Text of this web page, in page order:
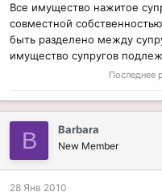
Все имущество нажитое
совместной
быть разделено между
имущество супругов
Последнее
B Barbara
New Member
28 Янв 2010